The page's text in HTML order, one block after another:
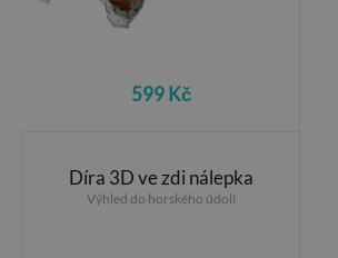
599 Kč
Díra 3D ve zdi nálepka
Výhled do horského údolí